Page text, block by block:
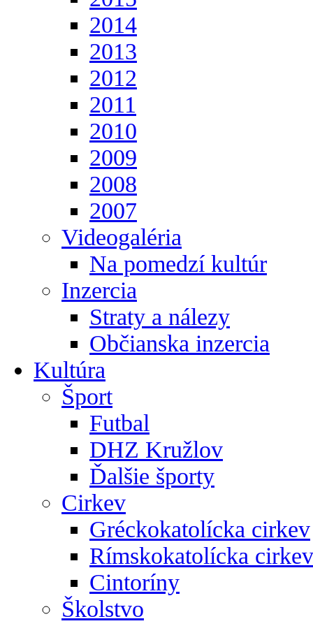
2014
2013
2012
2011
2010
2009
2008
2007
Videogaléria
Na pomedzí kultúr
Inzercia
Straty a nálezy
Občianska inzercia
Kultúra
Šport
Futbal
DHZ Kružlov
Ďalšie športy
Cirkev
Gréckokatolícka cirkev
Rímskokatolícka cirkev
Cintoríny
Školstvo